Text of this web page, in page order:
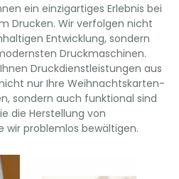
ein einzigartiges Erlebnis bei
Drucken. Wir verfolgen nicht
Entwicklung, sondern
Druckmaschinen.
Druckdienstleistungen aus
nur Ihre Weihnachtskarten-
sondern auch funktional sind
die Herstellung von
wir problemlos bewältigen.